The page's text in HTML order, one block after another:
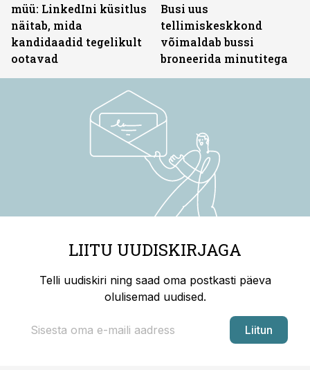
müü: LinkedIni küsitlus
näitab, mida
kandidaadid tegelikult
ootavad
Busi uus
tellimiskeskkond
võimaldab bussi
broneerida minutitega
LIITU UUDISKIRJAGA
Telli uudiskiri ning saad oma postkasti päeva
olulisemad uudised.
Liitun